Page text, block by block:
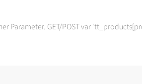
Parameter. GET/POST var